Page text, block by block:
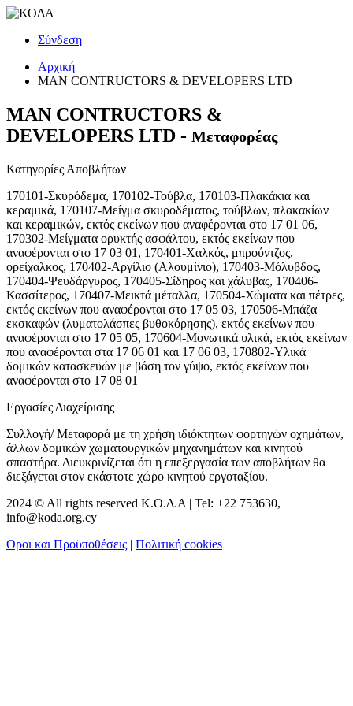
Σύνδεση
Αρχική
MAN CONTRUCTORS & DEVELOPERS LTD
MAN CONTRUCTORS &
DEVELOPERS LTD - Μεταφορέας
Κατηγορίες Αποβλήτων
170101-Σκυρόδεμα, 170102-Τούβλα, 170103-Πλακάκια και
κεραμικά, 170107-Μείγμα σκυροδέματος, τούβλων, πλακακίων
και κεραμικών, εκτός εκείνων που αναφέρονται στο 17 01 06,
170302-Μείγματα ορυκτής ασφάλτου, εκτός εκείνων που
αναφέρονται στο 17 03 01, 170401-Χαλκός, μπρούντζος,
ορείχαλκος, 170402-Αργίλιο (Αλουμίνιο), 170403-Μόλυβδος,
170404-Ψευδάργυρος, 170405-Σίδηρος και χάλυβας, 170406-
Κασσίτερος, 170407-Μεικτά μέταλλα, 170504-Χώματα και πέτρες,
εκτός εκείνων που αναφέρονται στο 17 05 03, 170506-Μπάζα
εκσκαφών (λυματολάσπες βυθοκόρησης), εκτός εκείνων που
αναφέρονται στο 17 05 05, 170604-Μονωτικά υλικά, εκτός εκείνων
που αναφέρονται στα 17 06 01 και 17 06 03, 170802-Υλικά
δομικών κατασκευών με βάση τον γύψο, εκτός εκείνων που
αναφέρονται στο 17 08 01
Εργασίες Διαχείρισης
Συλλογή/ Μεταφορά με τη χρήση ιδιόκτητων φορτηγών οχημάτων,
άλλων δομικών χωματουργικών μηχανημάτων και κινητού
σπαστήρα. Διευκρινίζεται ότι η επεξεργασία των αποβλήτων θα
διεξάγεται στον εκάστοτε χώρο κινητού εργοταξίου.
2024 © All rights reserved Κ.Ο.Δ.Α | Tel: +22 753630,
info@koda.org.cy
Οροι και Προϋποθέσεις | Πολιτική cookies